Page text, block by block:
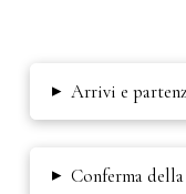
▸ Arrivi e
▸ Conferma